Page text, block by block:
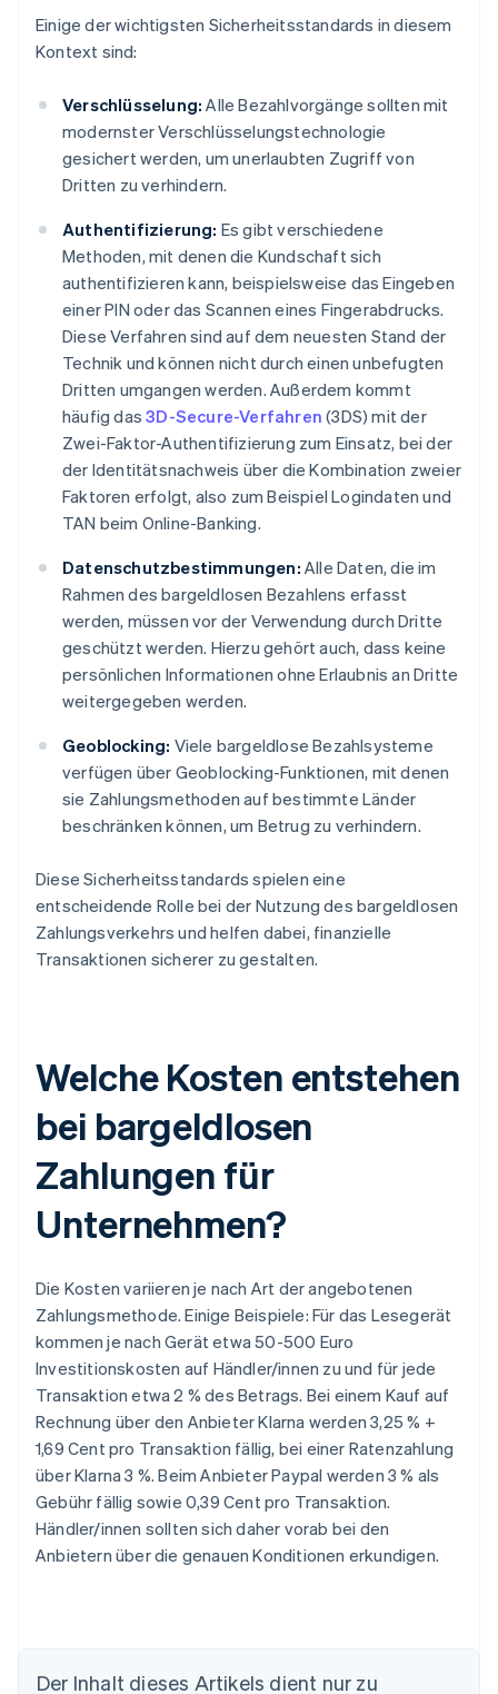
Einige der wichtigsten Sicherheitsstandards in diesem
Kontext sind:
Verschlüsselung: Alle Bezahlvorgänge sollten mit
modernster Verschlüsselungstechnologie
gesichert werden, um unerlaubten Zugriff von
Dritten zu verhindern.
Authentifizierung: Es gibt verschiedene
Methoden, mit denen die Kundschaft sich
authentifizieren kann, beispielsweise das Eingeben
einer PIN oder das Scannen eines Fingerabdrucks.
Diese Verfahren sind auf dem neuesten Stand der
Technik und können nicht durch einen unbefugten
Dritten umgangen werden. Außerdem kommt
häufig das3D-Secure-Verfahren (3DS) mit der
Zwei-Faktor-Authentifizierung zum Einsatz, bei der
der Identitätsnachweis über die Kombination zweier
Faktoren erfolgt, also zum Beispiel Logindaten und
TAN beim Online-Banking.
Datenschutzbestimmungen: Alle Daten, die im
Rahmen des bargeldlosen Bezahlens erfasst
werden, müssen vor der Verwendung durch Dritte
geschützt werden. Hierzu gehört auch, dass keine
persönlichen Informationen ohne Erlaubnis an Dritte
weitergegeben werden.
Geoblocking: Viele bargeldlose Bezahlsysteme
verfügen über Geoblocking-Funktionen, mit denen
sie Zahlungsmethoden auf bestimmte Länder
beschränken können, um Betrug zu verhindern.
Diese Sicherheitsstandards spielen eine
entscheidende Rolle bei der Nutzung des bargeldlosen
Zahlungsverkehrs und helfen dabei, finanzielle
Transaktionen sicherer zu gestalten.
Welche Kosten entstehen
bei bargeldlosen
Zahlungen für
Unternehmen?
Die Kosten variieren je nach Art der angebotenen
Zahlungsmethode. Einige Beispiele: Für das Lesegerät
kommen je nach Gerät etwa 50-500 Euro
Investitionskosten auf Händler/innen zu und für jede
Transaktion etwa 2 % des Betrags. Bei einem Kauf auf
Rechnung über den Anbieter Klarna werden 3,25 % +
1,69 Cent pro Transaktion fällig, bei einer Ratenzahlung
über Klarna 3 %. Beim Anbieter Paypal werden 3 % als
Gebühr fällig sowie 0,39 Cent pro Transaktion.
Händler/innen sollten sich daher vorab bei den
Anbietern über die genauen Konditionen erkundigen.
Der Inhalt dieses Artikels dient nur zu